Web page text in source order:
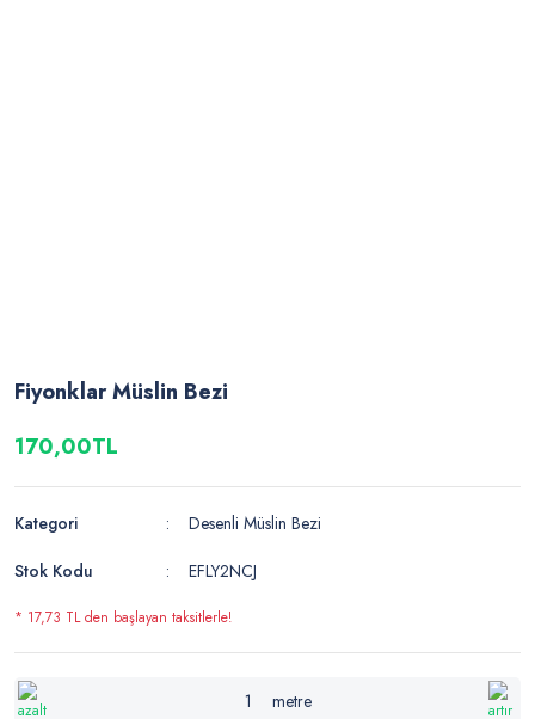
Fiyonklar Müslin Bezi
170,00TL
Kategori
Desenli Müslin Bezi
Stok Kodu
EFLY2NCJ
* 17,73 TL den başlayan taksitlerle!
metre